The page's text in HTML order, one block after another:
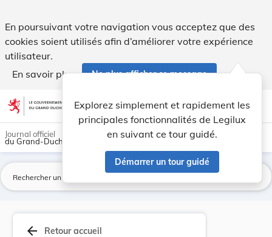
En poursuivant votre navigation vous acceptez que des
cookies soient utilisés afin d’améliorer votre expérience
utilisateur.
En savoir plus
Ne plus afficher ce message
Aller au contenu account_circle help Aide
Explorez simplement et rapidement les
principales fonctionnalités de Legilux
en suivant ce tour guidé.
Démarrer un tour guidé
light_mode dark_mode
Journal officiel
du Grand-Duché de Luxembourg
arrow_back Retour accueil